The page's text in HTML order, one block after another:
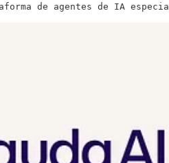
de agentes de IA